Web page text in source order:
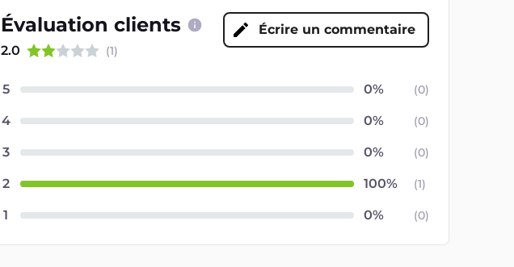
Évaluation clients
2.0 (1)
Écrire un commentaire
5 (0)
4 (0)
3 (0)
2 (1)
1 (0)